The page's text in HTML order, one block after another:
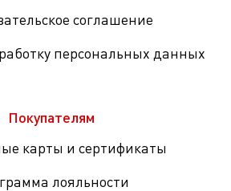
соглашение
персональных данных
Покупателям
карты и сертификаты
лояльности